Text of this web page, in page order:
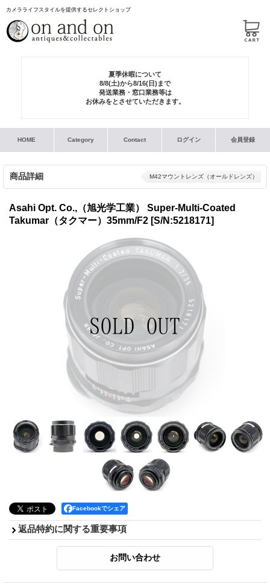
カメラライフスタイルを提供するセレクトショップ
夏季休暇について
8/8(土)から8/16(日)まで
発送業務・窓口業務等は
お休みをとさせていただきます。
HOME Category Contact ログイン 会員登録
商品詳細 M42マウントレンズ（オールドレンズ）
Asahi Opt. Co.,（旭光学工業） Super-Multi-Coated
Takumar（タクマー）35mm/F2 [S/N:5218171]
Facebookでシェア
返品特約に関する重要事項